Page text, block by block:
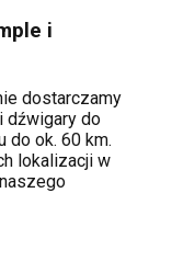
i
dostarczamy
dźwigary do
do ok. 60 km.
lokalizacji w